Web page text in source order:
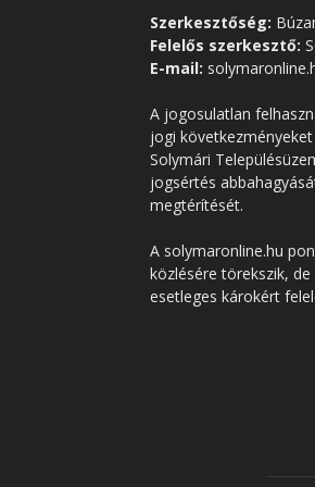
Szerkesztőség:
Felelős szerkesztő:
E-mail:
A jogosulatlan
jogi
Solymári
jogsértés
megtérítését.
A solymaronline.hu
közlésére törekszik,
esetleges károkért